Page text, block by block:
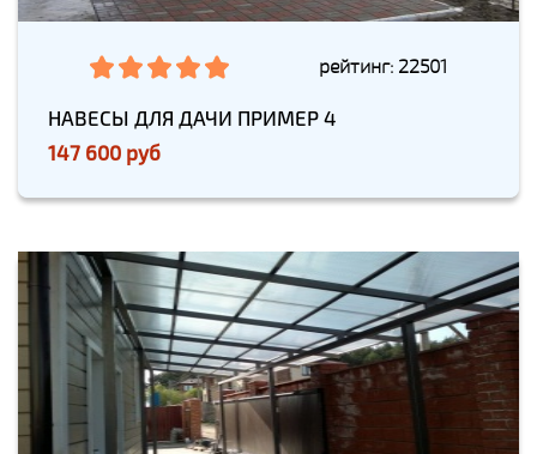
рейтинг: 22501
НАВЕСЫ ДЛЯ ДАЧИ ПРИМЕР 4
147 600 руб